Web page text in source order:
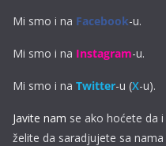
Mi smo i na Facebook-u.
Mi smo i na Instagram-u.
Mi smo i na Twitter-u (X-u).
Javite nam se ako hoćete da i
želite da saradjujete sa